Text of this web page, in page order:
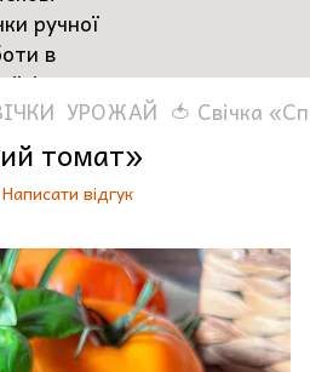
УРОЖАЙ 🍅 Свічка
томат»
Написати відгук